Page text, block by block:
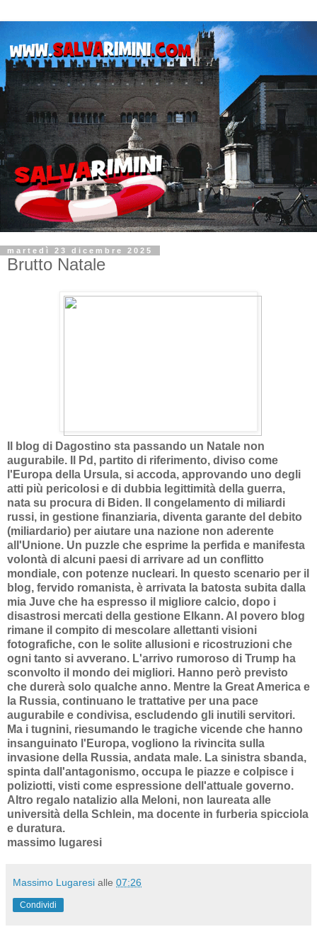
martedì 23 dicembre 2025
Brutto Natale
Il blog di Dagostino sta passando un Natale non
augurabile. Il Pd, partito di riferimento, diviso come
l'Europa della Ursula, si accoda, approvando uno degli
atti più pericolosi e di dubbia legittimità della guerra,
nata su procura di Biden. Il congelamento di miliardi
russi, in gestione finanziaria, diventa garante del debito
(miliardario) per aiutare una nazione non aderente
all'Unione. Un puzzle che esprime la perfida e manifesta
volontà di alcuni paesi di arrivare ad un conflitto
mondiale, con potenze nucleari. In questo scenario per il
blog, fervido romanista, è arrivata la batosta subita dalla
mia Juve che ha espresso il migliore calcio, dopo i
disastrosi mercati della gestione Elkann. Al povero blog
rimane il compito di mescolare allettanti visioni
fotografiche, con le solite allusioni e ricostruzioni che
ogni tanto si avverano. L'arrivo rumoroso di Trump ha
sconvolto il mondo dei migliori. Hanno però previsto
che durerà solo qualche anno. Mentre la Great America e
la Russia, continuano le trattative per una pace
augurabile e condivisa, escludendo gli inutili servitori.
Ma i tugnini, riesumando le tragiche vicende che hanno
insanguinato l'Europa, vogliono la rivincita sulla
invasione della Russia, andata male. La sinistra sbanda,
spinta dall'antagonismo, occupa le piazze e colpisce i
poliziotti, visti come espressione dell'attuale governo.
Altro regalo natalizio alla Meloni, non laureata alle
università della Schlein, ma docente in furberia spicciola
e duratura.
massimo lugaresi
Massimo Lugaresi alle 07:26
Condividi